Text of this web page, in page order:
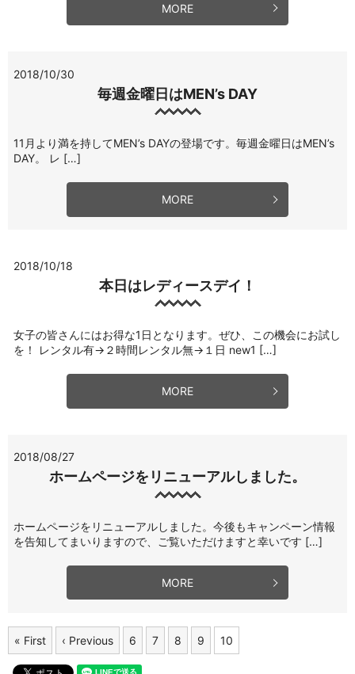
MORE
2018/10/30
毎週金曜日はMEN’s DAY
11月より満を持してMEN’s DAYの登場です。毎週金曜日はMEN’s
DAY。 レ […]
MORE
2018/10/18
本日はレディースデイ！
女子の皆さんにはお得な1日となります。ぜひ、この機会にお試し
を！ レンタル有→２時間レンタル無→１日 new1 […]
MORE
2018/08/27
ホームページをリニューアルしました。
ホームページをリニューアルしました。今後もキャンペーン情報
を告知してまいりますので、ご覧いただけますと幸いです […]
MORE
« First ‹ Previous 6 7 8 9 10